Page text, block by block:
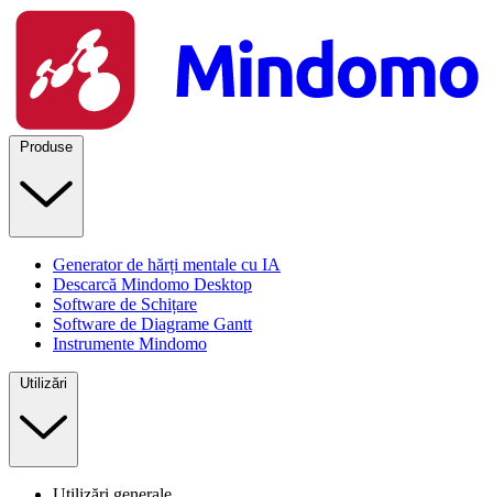
Produse
Generator de hărți mentale cu IA
Descarcă Mindomo Desktop
Software de Schițare
Software de Diagrame Gantt
Instrumente Mindomo
Utilizări